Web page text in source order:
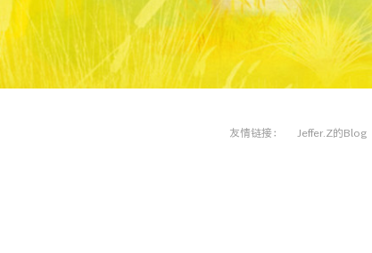
友情链接： Jeffer.Z的Blog